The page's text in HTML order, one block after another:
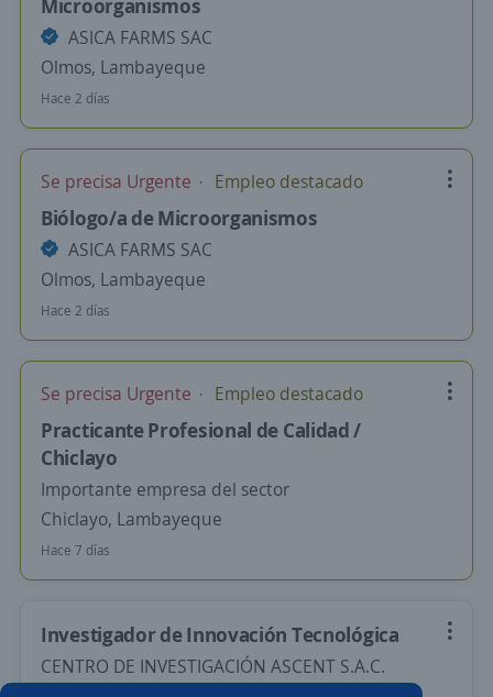
Microorganismos
ASICA FARMS SAC
Olmos, Lambayeque
Hace 2 días
Se precisa Urgente Empleo destacado
Biólogo/a de Microorganismos
ASICA FARMS SAC
Olmos, Lambayeque
Hace 2 días
Se precisa Urgente Empleo destacado
Practicante Profesional de Calidad /
Chiclayo
Importante empresa del sector
Chiclayo, Lambayeque
Hace 7 días
Investigador de Innovación Tecnológica
CENTRO DE INVESTIGACIÓN ASCENT S.A.C.